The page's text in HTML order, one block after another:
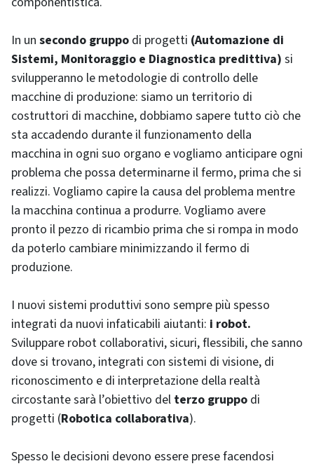
In un secondo gruppo di progetti (Automazione di
Sistemi, Monitoraggio e Diagnostica predittiva) si
svilupperanno le metodologie di controllo delle
macchine di produzione: siamo un territorio di
costruttori di macchine, dobbiamo sapere tutto ciò che
sta accadendo durante il funzionamento della
macchina in ogni suo organo e vogliamo anticipare ogni
problema che possa determinarne il fermo, prima che si
realizzi. Vogliamo capire la causa del problema mentre
la macchina continua a produrre. Vogliamo avere
pronto il pezzo di ricambio prima che si rompa in modo
da poterlo cambiare minimizzando il fermo di
produzione.
I nuovi sistemi produttivi sono sempre più spesso
integrati da nuovi infaticabili aiutanti: i robot.
Sviluppare robot collaborativi, sicuri, flessibili, che sanno
dove si trovano, integrati con sistemi di visione, di
riconoscimento e di interpretazione della realtà
circostante sarà l’obiettivo del terzo gruppo di
progetti (Robotica collaborativa).
Spesso le decisioni devono essere prese facendosi